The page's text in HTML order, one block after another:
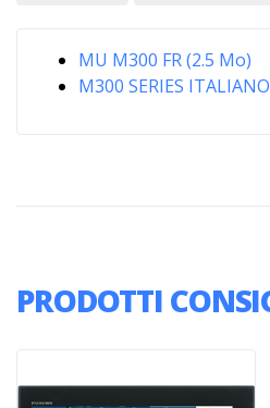
MU M300 FR (2.5 Mo)
M300 SERIES
PRODOTTI